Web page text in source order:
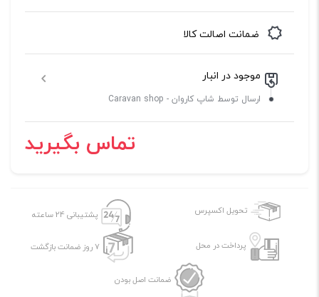
ضمانت اصالت کالا
موجود در انبار
ارسال توسط شاپ کاروان - Caravan shop
تماس بگیرید
تحویل اکسپرس پشتیبانی 24 ساعته
پرداخت در محل 7 روز ضمانت بازگشت
ضمانت اصل بودن